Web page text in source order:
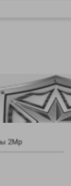
2Mp